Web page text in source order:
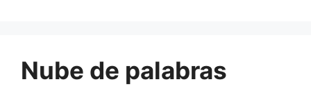
Nube de palabras